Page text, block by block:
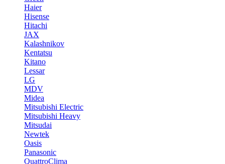
Haier
Hisense
Hitachi
JAX
Kalashnikov
Kentatsu
Kitano
Lessar
LG
MDV
Midea
Mitsubishi Electric
Mitsubishi Heavy
Mitsudai
Newtek
Oasis
Panasonic
QuattroClima